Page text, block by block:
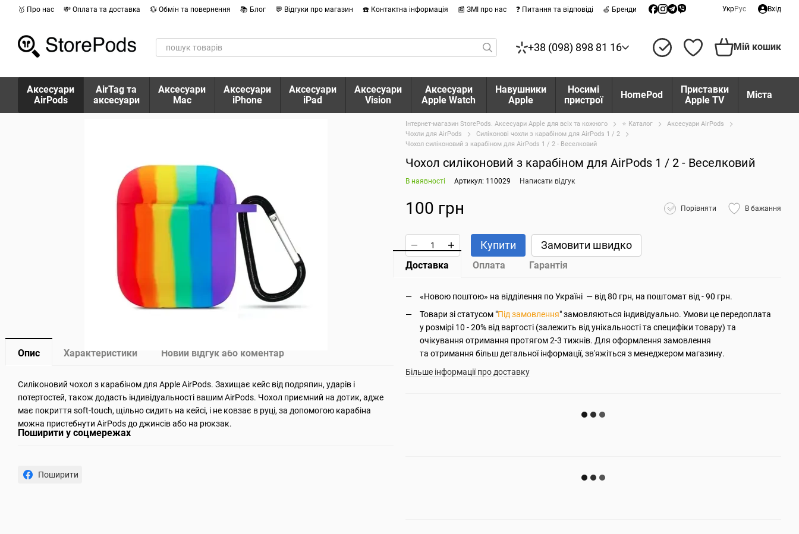
Перейти до основного контенту
🥇 Про нас 💸 Оплата та доставка 💱 Обмін та повернення 📚 Блог 💬 Відгуки про магазин ☎️ Контактна інформація 📰 ЗМІ про нас ❓ Питання та відповіді 🍏 Бренди УкрРус Вхід
+38 (098) 898 81 16 Мій кошик
Аксесуари
AirPods
AirTag та
аксесуари
Аксесуари
Mac
Аксесуари
iPhone
Аксесуари
iPad
Аксесуари
Vision
Аксесуари
Apple Watch
Навушники
Apple
Носимі
пристрої
HomePod
Приставки
Apple TV
Міста
Опис Характеристики Новий відгук або коментар
Силіконовий чохол з карабіном для Apple AirPods. Захищає кейс від подряпин, ударів і
потертостей, також додасть індивідуальності вашим AirPods. Чохол приємний на дотик, адже
має покриття soft-touch, щільно сидить на кейсі, і не ковзає в руці, за допомогою карабіна
можна пристебнути AirPods до джинсів або на рюкзак.
Поширити у соцмережах
Поширити
Інтернет-магазин StorePods. Аксесуари Apple для всіх та кожного ⭐ Каталог
Аксесуари AirPods
Чохли для AirPods
Силіконові чохли з карабіном для AirPods 1 / 2
Чохол силіконовий з карабіном для AirPods 1 / 2 - Веселковий
Чохол силіконовий з карабіном для AirPods 1 / 2 - Веселковий
В наявності Артикул: 110029 Написати відгук
100 грн Порівняти В бажання
Купити Замовити швидко
Доставка Оплата Гарантія
«Новою поштою» на відділення по Україні — від 80 грн, на поштомат від - 90 грн.
Товари зі статусом "Під замовлення" замовляються індивідуально. Умови це передоплата
у розмірі 10 - 20% від вартості (залежить від унікальності та специфіки товару) та
очікування отримання протягом 2-3 тижнів. Для оформлення замовлення
та отримання більш детальної інформації, зв'яжіться з менеджером магазину.
Більше інформації про доставку